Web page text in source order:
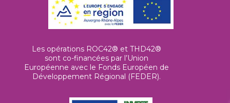
Les opérations ROC42® et THD42®
sont co-financées par l’Union
Européenne avec le Fonds Européen de
Développement Régional (FEDER).